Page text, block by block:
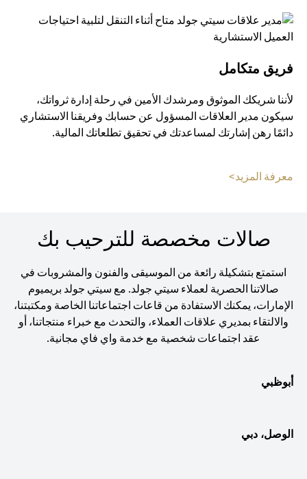
فريق متكامل
لأننا شريكك الموثوق ومرشدك الأمين في رحلة إدارة ثرواتك،
سيكون مدير العلاقات المسؤول عن حسابك وفريقنا الاستشاري
دائمًا رهن إشارتك لمساعدتك في تحقيق تطلعاتك المالية.
معرفة المزيد>
صالات مخصصة للترحيب بك
استمتع بتشكيلة رائعة من الموسيقى والفنون والمشروبات في
صالاتنا الحصرية لعملاء سيتي جولد. مع سيتي جولد بريميوم
الإمارات، يمكنك الاستفادة من قاعات اجتماعاتنا الخاصة ومكتبتنا،
والالتقاء بمديري علاقات العملاء، والتحدث مع خبراء منتجاتنا، أو
عقد اجتماعات شخصية مع خدمة واي فاي مجانية.
أبوظبي
الوصل، دبي